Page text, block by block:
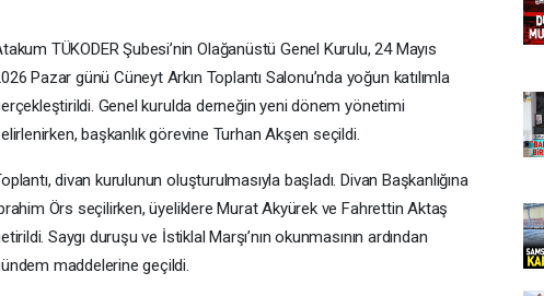
TÜKODER Şubesi’nin Olağanüstü Genel Kurulu, 24 Mayıs
Pazar günü Cüneyt Arkın Toplantı Salonu’nda yoğun katılımla
Genel kurulda derneğin yeni dönem yönetimi
başkanlık görevine Turhan Akşen seçildi.
divan kurulunun oluşturulmasıyla başladı. Divan Başkanlığına
Örs seçilirken, üyeliklere Murat Akyürek ve Fahrettin Aktaş
Saygı duruşu ve İstiklal Marşı’nın okunmasının ardından
maddelerine geçildi.